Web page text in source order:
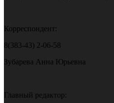
Корреспондент:
8(383-43) 2-06-58
Зубарева Анна Юрьевна
Главный редактор: